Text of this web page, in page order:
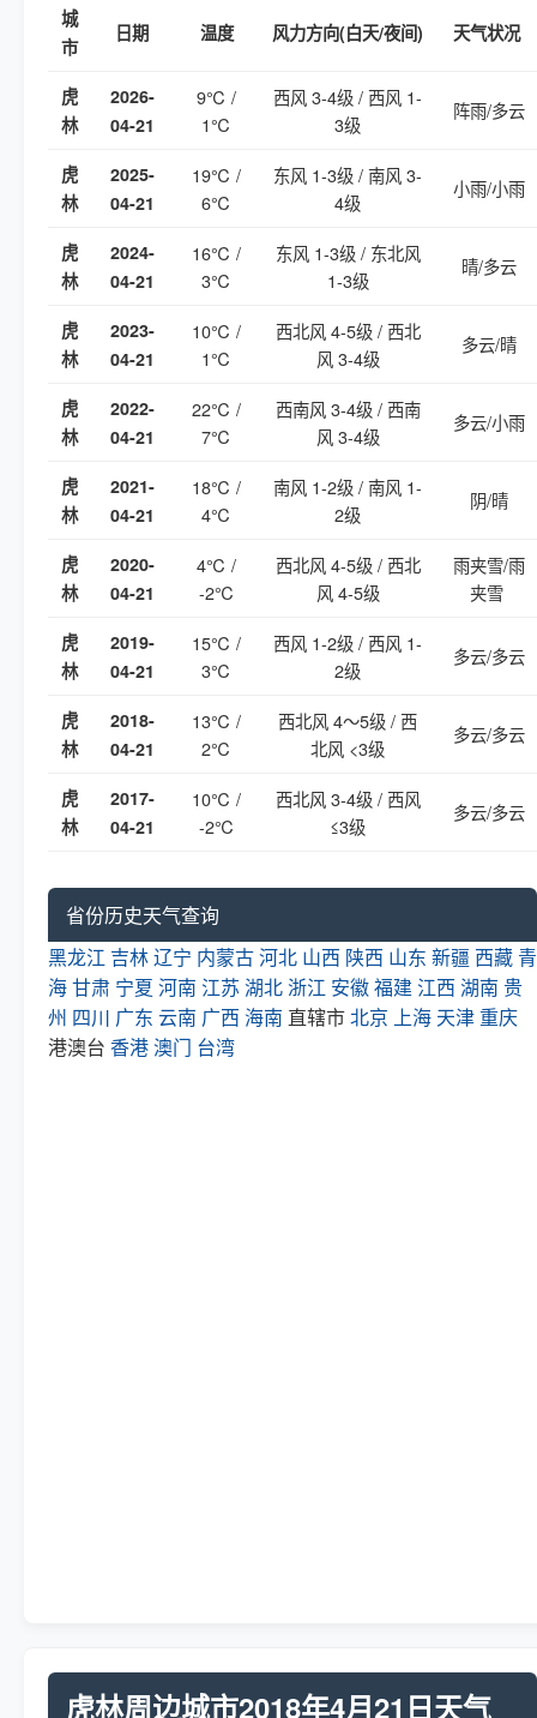
城
市
日期 温度 风力方向(白天/夜间) 天气状况
虎
林
2026-
04-21
9℃ /
1℃
西风 3-4级 / 西风 1-
3级
阵雨/多云
虎
林
2025-
04-21
19℃ /
6℃
东风 1-3级 / 南风 3-
4级
小雨/小雨
虎
林
2024-
04-21
16℃ /
3℃
东风 1-3级 / 东北风
1-3级
晴/多云
虎
林
2023-
04-21
10℃ /
1℃
西北风 4-5级 / 西北
风 3-4级
多云/晴
虎
林
2022-
04-21
22℃ /
7℃
西南风 3-4级 / 西南
风 3-4级
多云/小雨
虎
林
2021-
04-21
18℃ /
4℃
南风 1-2级 / 南风 1-
2级
阴/晴
虎
林
2020-
04-21
4℃ /
-2℃
西北风 4-5级 / 西北
风 4-5级
雨夹雪/雨
夹雪
虎
林
2019-
04-21
15℃ /
3℃
西风 1-2级 / 西风 1-
2级
多云/多云
虎
林
2018-
04-21
13℃ /
2℃
西北风 4～5级 / 西
北风 <3级
多云/多云
虎
林
2017-
04-21
10℃ /
-2℃
西北风 3-4级 / 西风
≤3级
多云/多云
省份历史天气查询
黑龙江 吉林辽宁 内蒙古河北 山西 陕西 山东 新疆 西藏 青
海甘肃 宁夏 河南 江苏 湖北 浙江 安徽福建 江西 湖南 贵
州 四川 广东 云南 广西 海南 直辖市北京 上海 天津 重庆
港澳台 香港澳门 台湾
虎林周边城市2018年4月21日天气